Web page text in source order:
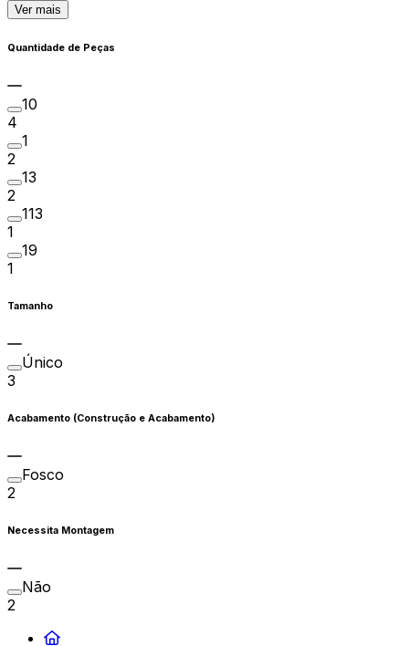
Ver mais
Quantidade de Peças
10
4
1
2
13
2
113
1
19
1
Tamanho
Único
3
Acabamento (Construção e Acabamento)
Fosco
2
Necessita Montagem
Não
2